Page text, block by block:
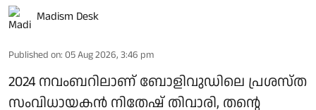
Madism Desk
Published on: 05 Aug 2026, 3:46 pm
2024 നവംബറിലാണ് ബോളിവുഡിലെ പ്രശസ്ത
സംവിധായകൻ നിതേഷ് തിവാരി, തന്റെ